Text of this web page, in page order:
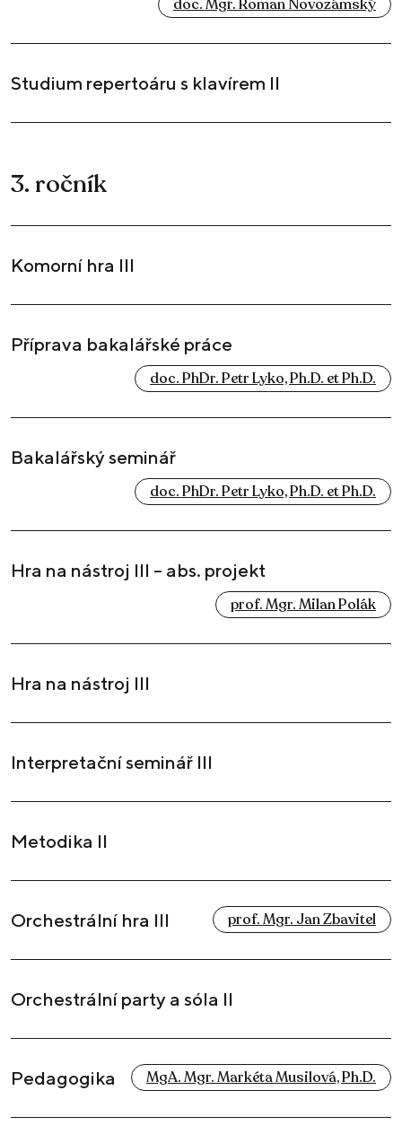
doc. Mgr. Roman Novozámský
Studium repertoáru s klavírem II
3. ročník
Komorní hra III
Příprava bakalářské práce
doc. PhDr. Petr Lyko, Ph.D. et Ph.D.
Bakalářský seminář
doc. PhDr. Petr Lyko, Ph.D. et Ph.D.
Hra na nástroj III – abs. projekt
prof. Mgr. Milan Polák
Hra na nástroj III
Interpretační seminář III
Metodika II
Orchestrální hra III prof. Mgr. Jan Zbavitel
Orchestrální party a sóla II
Pedagogika MgA. Mgr. Markéta Musilová, Ph.D.